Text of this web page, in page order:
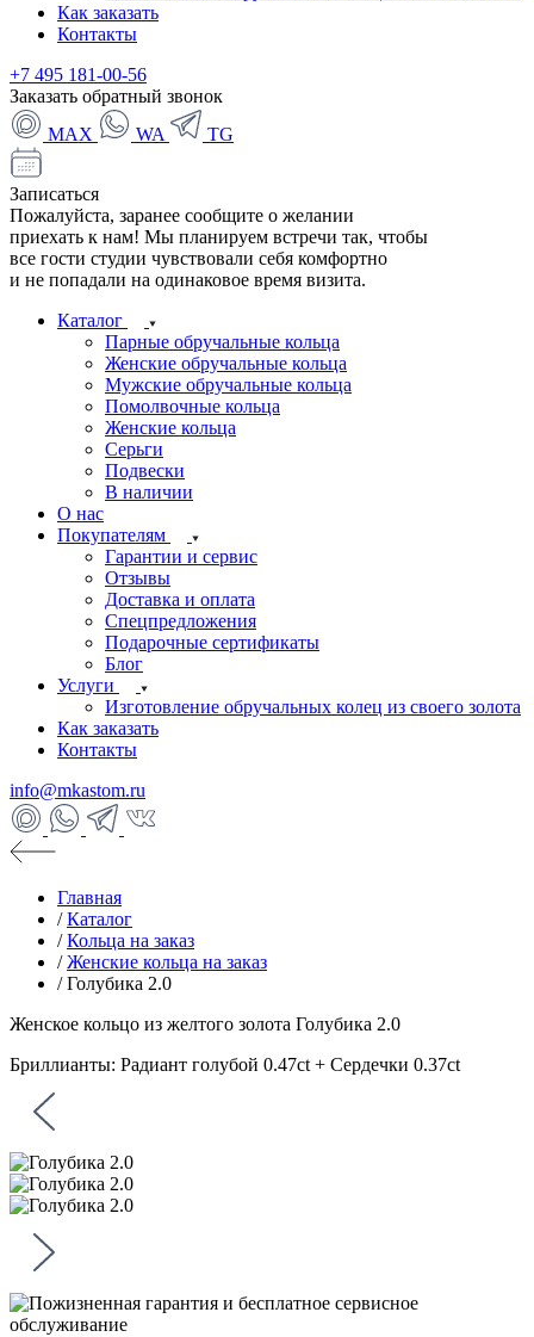
Как заказать
Контакты
+7 495 181-00-56
Заказать обратный звонок
MAX
WA TG
Записаться
Пожалуйста, заранее сообщите о желании
приехать к нам! Мы планируем встречи так, чтобы
все гости студии чувствовали себя комфортно
и не попадали на одинаковое время визита.
Каталог
Парные обручальные кольца
Женские обручальные кольца
Мужские обручальные кольца
Помолвочные кольца
Женские кольца
Серьги
Подвески
В наличии
О нас
Покупателям
Гарантии и сервис
Отзывы
Доставка и оплата
Спецпредложения
Подарочные сертификаты
Блог
Услуги
Изготовление обручальных колец из своего золота
Как заказать
Контакты
info@mkastom.ru
Главная
/ Каталог
/ Кольца на заказ
/ Женские кольца на заказ
/ Голубика 2.0
Женское кольцо из желтого золота Голубика 2.0
Бриллианты: Радиант голубой 0.47сt + Сердечки 0.37ct